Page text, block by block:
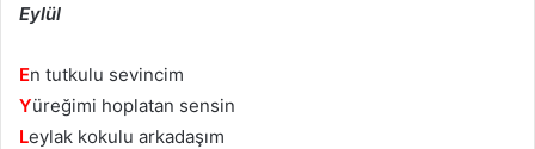
Eylül
En tutkulu sevincim
Yüreğimi hoplatan sensin
Leylak kokulu arkadaşım